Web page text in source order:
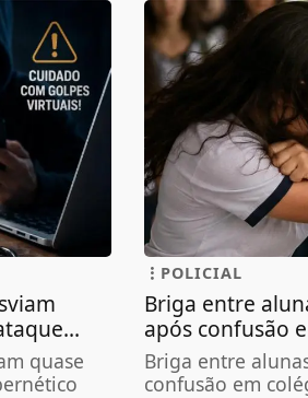
quase
POLICIAL
Briga entre
após confusão
Briga entre
confusão em